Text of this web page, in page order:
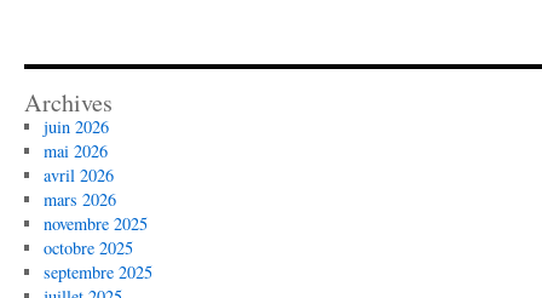
Archives
juin 2026
mai 2026
avril 2026
mars 2026
novembre 2025
octobre 2025
septembre 2025